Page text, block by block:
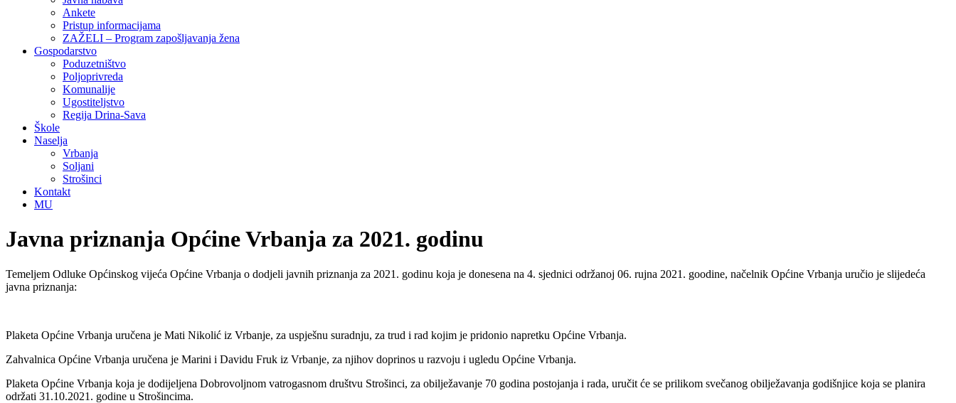
Ankete
Pristup informacijama
ZAŽELI – Program zapošljavanja žena
Gospodarstvo
Poduzetništvo
Poljoprivreda
Komunalije
Ugostiteljstvo
Regija Drina-Sava
Škole
Naselja
Vrbanja
Soljani
Strošinci
Kontakt
MU
Javna priznanja Općine Vrbanja za 2021. godinu
Temeljem Odluke Općinskog vijeća Općine Vrbanja o dodjeli javnih priznanja za 2021. godinu koja je donesena na 4. sjednici održanoj 06. rujna 2021. goodine, načelnik Općine Vrbanja uručio je slijedeća
javna priznanja:
Plaketa Općine Vrbanja uručena je Mati Nikolić iz Vrbanje, za uspješnu suradnju, za trud i rad kojim je pridonio napretku Općine Vrbanja.
Zahvalnica Općine Vrbanja uručena je Marini i Davidu Fruk iz Vrbanje, za njihov doprinos u razvoju i ugledu Općine Vrbanja.
Plaketa Općine Vrbanja koja je dodijeljena Dobrovoljnom vatrogasnom društvu Strošinci, za obilježavanje 70 godina postojanja i rada, uručit će se prilikom svečanog obilježavanja godišnjice koja se planira
održati 31.10.2021. godine u Strošincima.